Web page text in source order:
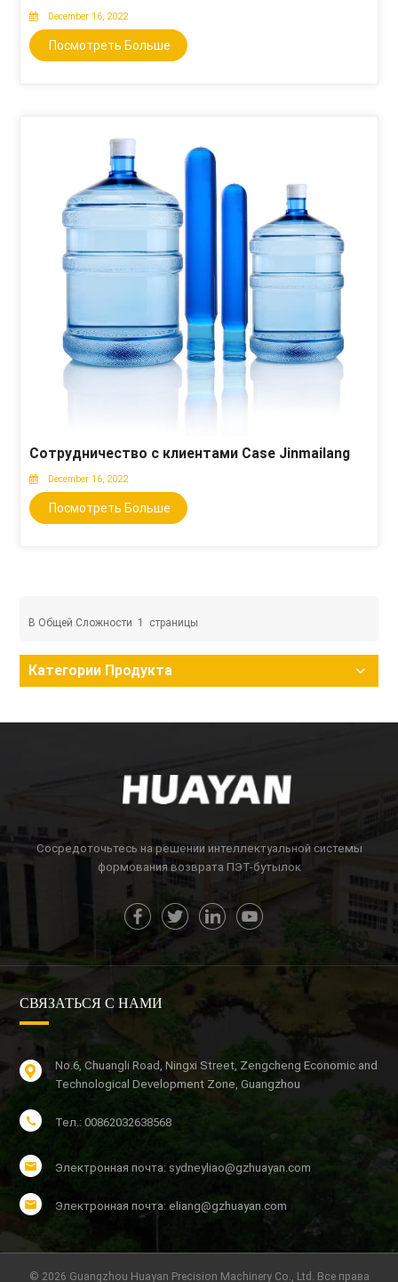
December 16, 2022
Посмотреть Больше
Сотрудничество с клиентами Case Jinmailang
December 16, 2022
Посмотреть Больше
В Общей Сложности 1 Страницы
Категории Продукта
Сосредоточьтесь на решении интеллектуальной системы
формования возврата ПЭТ-бутылок
СВЯЗАТЬСЯ С НАМИ
No.6, Chuangli Road, Ningxi Street, Zengcheng Economic and
Technological Development Zone, Guangzhou
Тел.: 00862032638568
Электронная почта: sydneyliao@gzhuayan.com
Электронная почта: eliang@gzhuayan.com
© 2026 Guangzhou Huayan Precision Machinery Co., Ltd. Все права